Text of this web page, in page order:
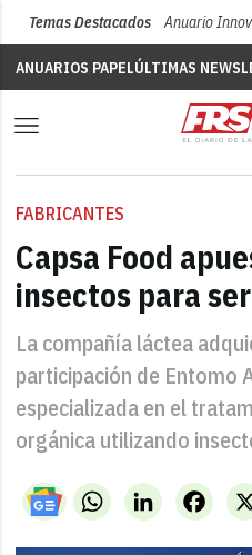
Temas Destacados Anuario
ANUARIOS PAPELÚLTIMAS
FABRICANTES
Capsa Food
insectos para
La compañía láctea
participación de Entomo
especializada en el
orgánica utilizando
WhatsAppLinkedIn